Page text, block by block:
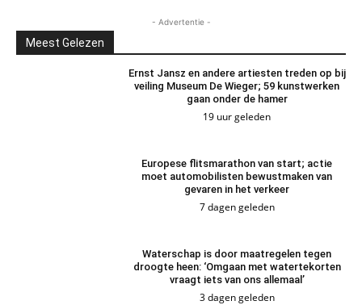
- Advertentie -
Meest Gelezen
Ernst Jansz en andere artiesten treden op bij
veiling Museum De Wieger; 59 kunstwerken
gaan onder de hamer
19 uur geleden
Europese flitsmarathon van start; actie
moet automobilisten bewustmaken van
gevaren in het verkeer
7 dagen geleden
Waterschap is door maatregelen tegen
droogte heen: ‘Omgaan met watertekorten
vraagt iets van ons allemaal’
3 dagen geleden